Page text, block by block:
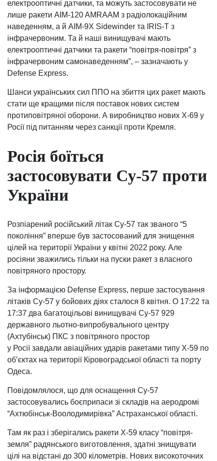
електрооптичні датчики, та можуть застосовувати не
лише ракети AIM-120 AMRAAM з радіолокаційним
наведенням, а й AIM-9X Sidewinder та IRIS-T з
інфрачервоним. Та й наші винищувачі мають
електрооптичні датчики та ракети “повітря-повітря” з
інфрачервоним самонаведенням”, – зазначають у
Defense Express.
Шанси українських сил ППО на збиття цих ракет мають
стати ще кращими після поставок нових систем
протиповітряної оборони. А виробництво нових Х-69 у
Росії під питанням через санкції проти Кремля.
Росія боїться
застосовувати Су-57 проти
України
Розпіарений російський літак Су-57 так званого “5
покоління” вперше був застосований для знищення
цілей на території України у квітні 2022 року. Але
росіяни зважились тільки на пуски ракет з власного
повітряного простору.
За інформацією Defense Express, перше застосування
літаків Су-57 у бойових діях сталося 8 квітня. О 17:22 та
17:37 два багатоцільові винищувачі Су-57 929
державного льотно-випробувального центру
(Ахтубінськ) ПКС з повітряного простор
у Росії завдали авіаційних ударів ракетами типу Х-59 по
об’єктах на території Кіровоградської області та порту
Одеса.
Повідомлялося, що для оснащення Су-57
застосовувались боєприпаси зі складів на аеродромі
“Ахтюбінськ-Воолодимирівка” Астраханської області.
Там як раз і зберігались ракети Х-59 класу “повітря-
земля” радянського виготовлення, здатні знищувати
цілі на відстані до 300 кілометрів. Нових високоточних